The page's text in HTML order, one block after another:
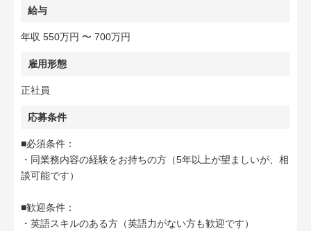
給与
年収 550万円 〜 700万円
雇用形態
正社員
応募条件
■必須条件：
・同業務内容の経験をお持ちの方（5年以上が望ましいが、相
談可能です）
■歓迎条件：
・英語スキルのある方（英語力がない方も歓迎です）